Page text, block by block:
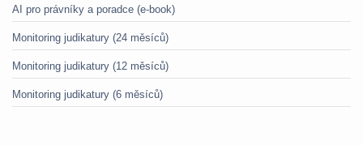
AI pro právníky a poradce (e-book)
Monitoring judikatury (24 měsíců)
Monitoring judikatury (12 měsíců)
Monitoring judikatury (6 měsíců)